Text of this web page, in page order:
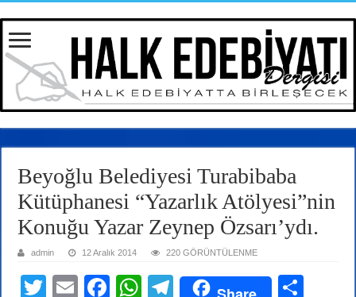
Beyoğlu Belediyesi Turabibaba
Kütüphanesi “Yazarlık Atölyesi”nin
Konuğu Yazar Zeynep Özsarı’ydı.
admin 12 Aralık 2014 220 GÖRÜNTÜLENME
T
E
Fa W Te